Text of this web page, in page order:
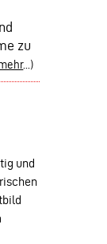
zu
...)
und